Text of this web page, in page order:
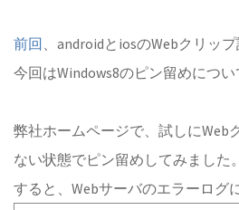
前回 、androidとiosのWebクリッ
今回はWindows8のピン留めについ
弊社ホームページで、試しにWeb
ない状態でピン留めしてみました。
すると、Webサーバのエラーログに